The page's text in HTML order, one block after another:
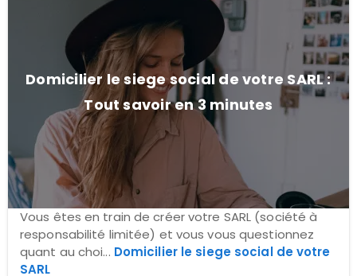
Domicilier le siege social de votre SARL :
Tout savoir en 3 minutes
Vous êtes en train de créer votre SARL (société à
responsabilité limitée) et vous vous questionnez
quant au choi... Domicilier le siege social de votre
SARL